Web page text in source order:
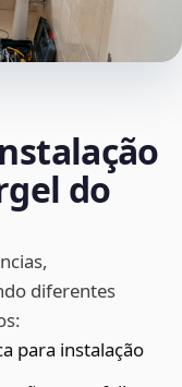
do
diferentes
para instalação